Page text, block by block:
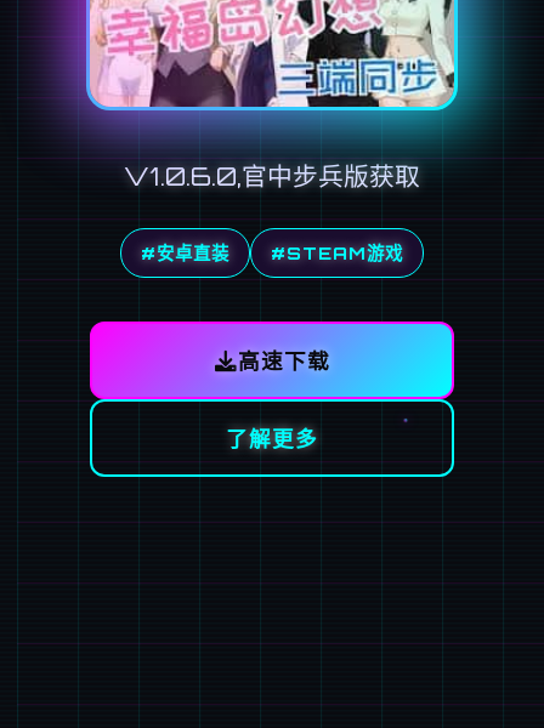
V1.0.6.0,官中步兵版获取
#安卓直装 #STEAM游戏
高速下载
了解更多